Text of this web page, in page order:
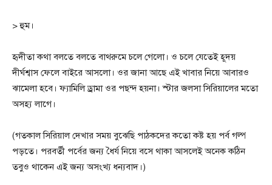
> হুম।
হৃদীতা কথা বলতে বলতে বাথরুমে চলে গেলো। ও চলে যেতেই হূদয়
দীর্ঘশ্বাস ফেলে বাইরে আসলো। ওর জানা আছে এই খাবার নিয়ে আবারও
ঝামেলা হবে। ফ্যামিলি ড্রামা ওর পছন্দ হয়না। স্টার জলসা সিরিয়ালের মতো
অসহ্য লাগে।
(গতকাল সিরিয়াল দেখার সময় বুঝেছি পাঠকদের কতো কষ্ট হয় পর্ব গল্প
পড়তে। পরবর্তী পর্বের জন্য ধৈর্য নিয়ে বসে থাকা আসলেই অনেক কঠিন
তবুও থাকেন এই জন্য অসংখ্য ধন্যবাদ।)